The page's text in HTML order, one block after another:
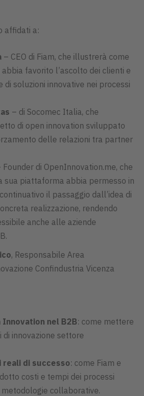
affidati a:
– CEO di Fiam, che illustrerà come
abbia favorito l’ascolto dei clienti e
di soluzioni innovative nei processi
– di Socomec Italia, che
di open innovation sviluppato
delle relazioni tra partner
Founder di OpenInnovation.me, che
sua piattaforma abbia permesso in
il passaggio dall’idea di
realizzazione, rendendo
anche alle aziende
, Responsabile Area
Confindustria Vicenza
nel B2B: come mettere
di innovazione settore
reali di successo: come Fiam e
costi e tempi dei processi
metodologie collaborative.